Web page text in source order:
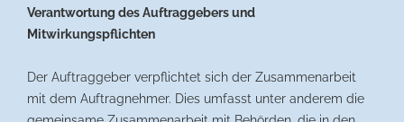
Verantwortung desAuftraggebers und
Mitwirkungspflichten
Der Auftraggeber verpflichtet sich der Zusammenarbeit
mit dem Auftragnehmer. Dies umfasst unter anderem die